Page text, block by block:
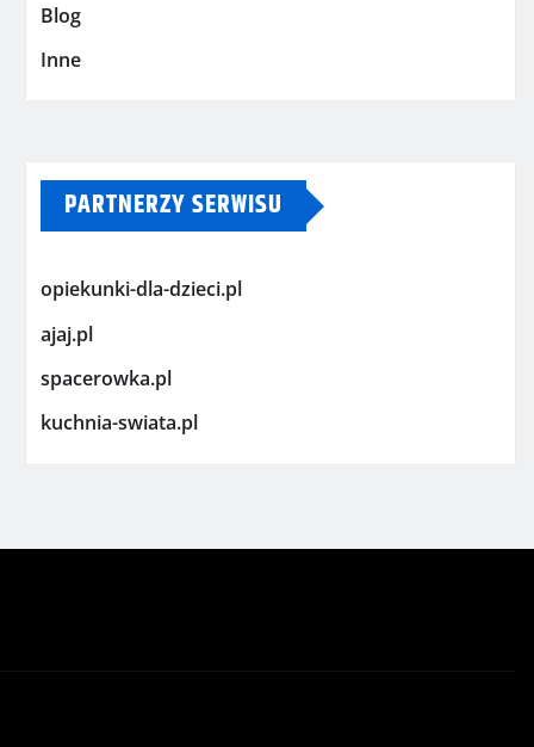
Blog
Inne
PARTNERZY SERWISU
opiekunki-dla-dzieci.pl
ajaj.pl
spacerowka.pl
kuchnia-swiata.pl